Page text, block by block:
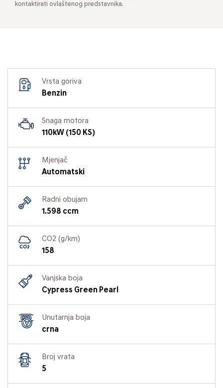
kontaktirati ovlaštenog predstavnika.
Vrsta goriva
Benzin
Snaga motora
110kW (150 KS)
Mjenjač
Automatski
Radni obujam
1.598 ccm
CO2 (g/km)
158
Vanjska boja
Cypress Green Pearl
Unutarnja boja
crna
Broj vrata
5